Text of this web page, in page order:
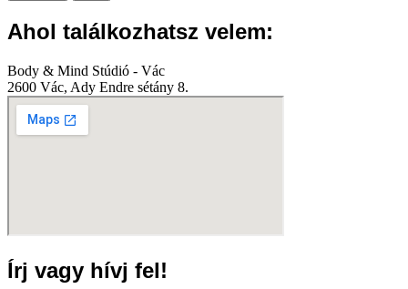
Ahol találkozhatsz velem:
Body & Mind Stúdió - Vác
2600 Vác, Ady Endre sétány 8.
Írj vagy hívj fel!